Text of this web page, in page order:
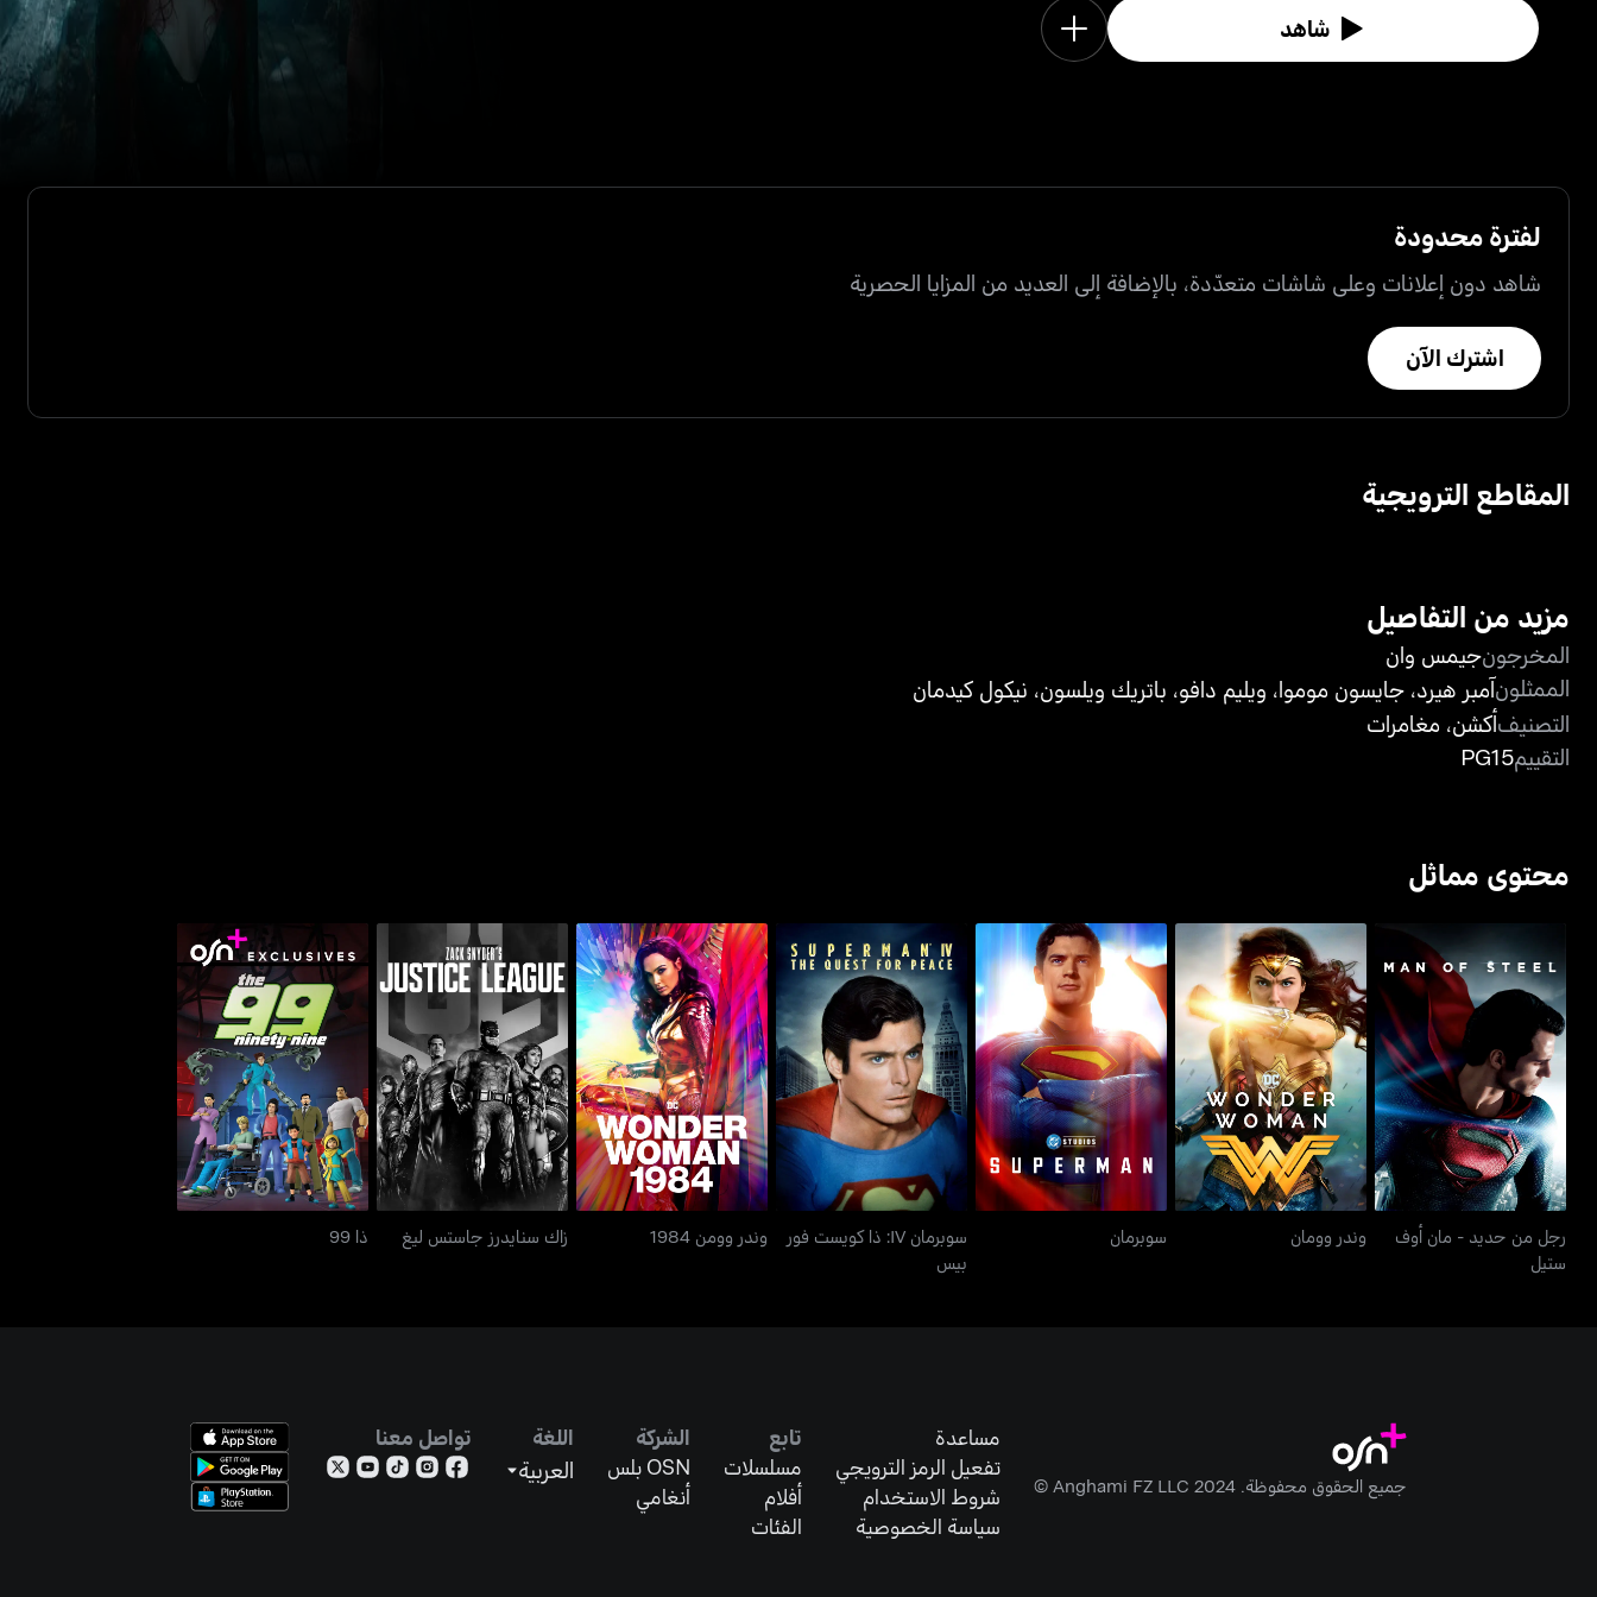
شاهد
لفترة محدودة
شاهد دون إعلانات وعلى شاشات متعدّدة، بالإضافة إلى العديد من المزايا الحصرية
اشترك الآن
المقاطع الترويجية
مزيد من التفاصيل
المخرجونجيمس وان
الممثلونآمبر هيرد، جايسون موموا، ويليم دافو، باتريك ويلسون، نيكول كيدمان
التصنيفأكشن، مغامرات
التقييمPG15
محتوى مماثل
رجل من حديد - مان أوف
ستيل
رجل من حديد - مان أوف
ستيل
وندر وومان
وندر وومان
سوبرمان
سوبرمان
سوبرمان IV: ذا كويست فور
بيس
سوبرمان IV: ذا كويست فور
بيس
وندر وومن 1984
وندر وومن 1984
زاك سنايدرز جاستس ليغ
زاك سنايدرز جاستس ليغ
ذا 99
ذا 99
جميع الحقوق محفوظة. Anghami FZ LLC 2024 ©
مساعدة
تفعيل الرمز الترويجي
شروط الاستخدام
سياسة الخصوصية
تابع
مسلسلات
أفلام
الفئات
الشركة
OSN بلس
أنغامي
اللغة
العربية
تواصل معنا